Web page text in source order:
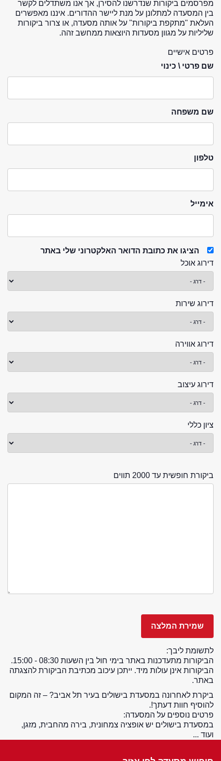
מפרסמים ביקורות שנדרשנו להסירן, אך אנו משתדלים לקשר
בין המסעדה למתלונן על מנת ליישר ההדורים. איננו מאפשרים
העלאת "מתקפת ביקורות" על אותה מסעדה, או צרור ביקורות
שליליות על מגוון מסעדות היוצאות ממחשב זהה.
פרטים אישיים
שם פרטי \ כינוי
שם משפחה
טלפון
אימייל
הציגו את כתובת הדואר האלקטרוני שלי באתר
דירוג אוכל
דירוג שירות
דירוג אווירה
דירוג עיצוב
ציון כללי
ביקורת חופשית עד 2000 תווים
לתשומת ליבך:
הביקורות מתעדכנות באתר בימי חול בין השעות 08:30 - 15:00.
הביקורות אינן עולות מיד. ייתכן עיכוב מכתיבת הביקורת להצגתה
באתר.
ביקרת לאחרונה במסעדת בישולים בעיר תל אביב? – זה המקום
להוסיף חוות דעתך!.
פרטים נוספים על המסעדה:
במסעדת בישולים יש אופציה צמחונית, בירה מהחבית, מזגן,
ועוד ...